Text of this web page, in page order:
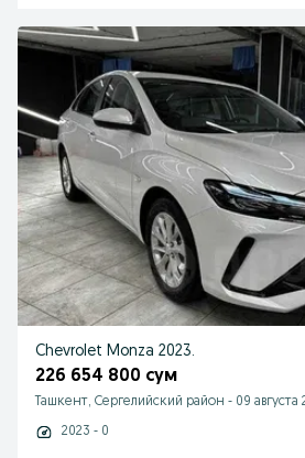
Chevrolet Monza 2023.
226 654 800 сум
Ташкент, Сергелийский район - 09 августа
2023 - 0